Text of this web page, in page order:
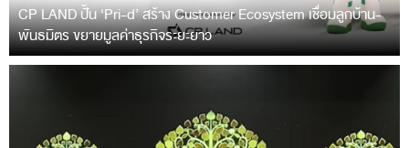
CP LAND ปั้น ‘Pri-d’ สร้าง Customer Ecosystem เชื่อมลูกบ้าน-
พันธมิตร ขยายมูลค่าธุรกิจระยะยาว